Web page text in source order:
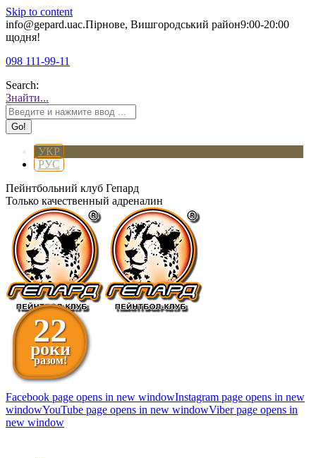
Skip to content
info@gepard.uaс.Пірнове, Вишгородський район9:00-20:00
щодня!
098 111-99-11
Search:
Знайти...
УКР
РУС
Пейнтбольний клуб Гепард
Только качественный адреналин
22
роки
разом!
Facebook page opens in new windowInstagram page opens in new
windowYouTube page opens in new windowViber page opens in
new window